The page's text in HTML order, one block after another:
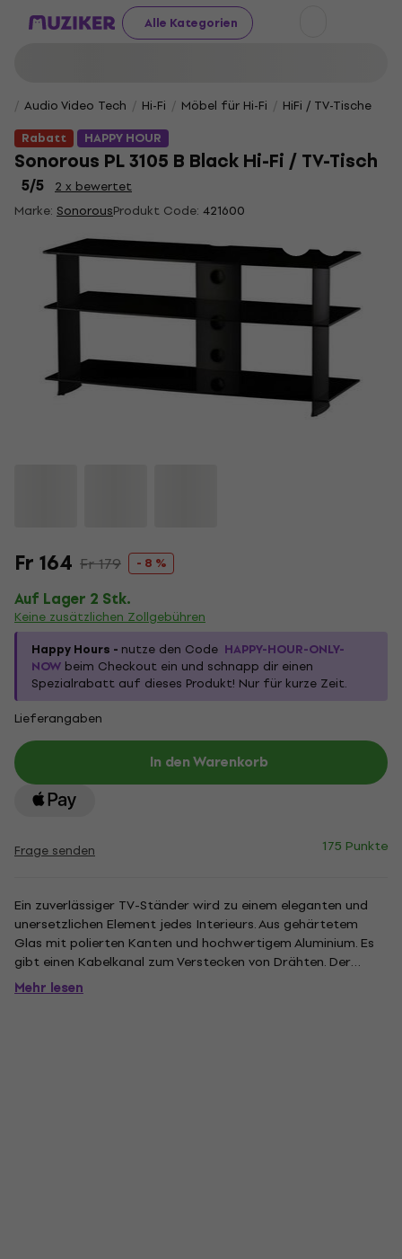
Alle Kategorien
Audio Video Tech Hi-Fi Möbel für Hi-Fi
HiFi / TV-Tische
HAPPY HOUR
Rabatt
Sonorous PL 3105 B Black Hi-Fi / TV-Tisch
5/5
2 x bewertet
Marke: SonorousProdukt Code: 421600
Fr 164 Fr 179 - 8 %
Auf Lager 2 Stk.
Keine zusätzlichen Zollgebühren
Happy Hours - nutze den Code HAPPY-HOUR-ONLY-
NOW beim Checkout ein und schnapp dir einen
Spezialrabatt auf dieses Produkt! Nur für kurze Zeit.
Lieferangaben
In den Warenkorb
Frage senden 175 Punkte
Ein zuverlässiger TV-Ständer wird zu einem eleganten und
unersetzlichen Element jedes Interieurs. Aus gehärtetem
Glas mit polierten Kanten und hochwertigem Aluminium. Es
gibt einen Kabelkanal zum Verstecken von Drähten. Der
Standfuß ist für Fernseher mit einer Diagonale von bis zu 40
Zoll ausgelegt. Tragfähigkeit: 40 kg.
Mehr lesen